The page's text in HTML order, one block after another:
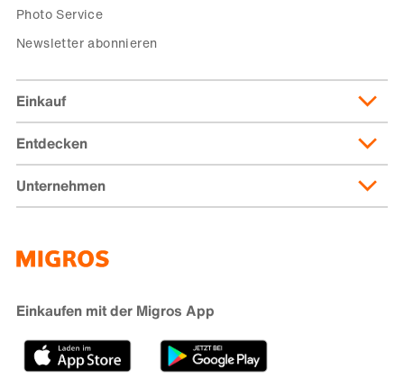
Photo Service
Newsletter abonnieren
Einkauf
Lieferung & Lieferkosten
Lieferpass
Zahlungsmöglichkeiten
Cumulus
Filialfinder
Entdecken
Migusto
iMpuls
Migros Bank
Unternehmen
Nachhaltigkeit
Karriere
Sponsoring
Medien
Einkaufen mit der Migros App